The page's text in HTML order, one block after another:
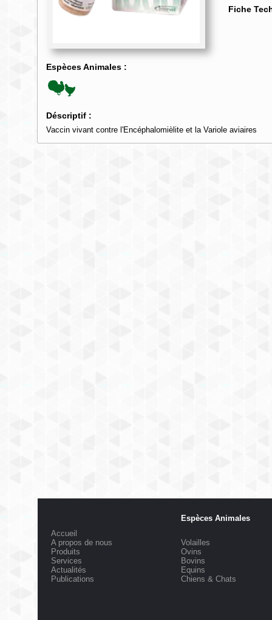
Fiche
Espèces Animales :
Déscriptif :
Vaccin vivant contre l'Encéphalomièlite et la Variole aviaires
Accueil
A propos de nous
Produits
Services
Actualités
Publications
Espèces Animales
Volailles
Ovins
Bovins
Equins
Chiens & Chats